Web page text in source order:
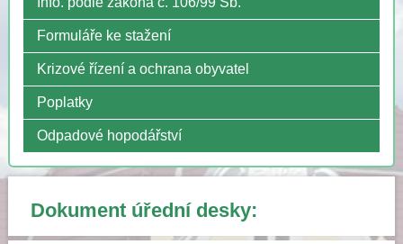
Formuláře ke stažení
Krizové řízení a ochrana obyvatel
Poplatky
Odpadové hopodářství
Dokument úřední desky: